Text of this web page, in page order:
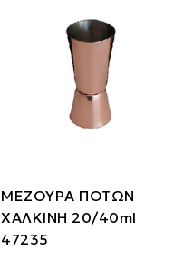
ΜΕΖΟΥΡΑ ΠΟΤΩΝ
ΧΑΛΚΙΝΗ 20/40ml
47235